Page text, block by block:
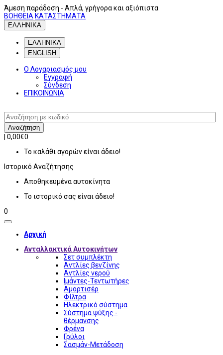
Άμεση παράδοση - Απλά, γρήγορα και αξιόπιστα
ΒΟΗΘΕΙΑ ΚΑΤΑΣΤΗΜΑΤΑ
ΕΛΛΗΝΙΚΑ
ΕΛΛΗΝΙΚΑ
ENGLISH
Ο Λογαριασμός μου
Εγγραφή
Σύνδεση
ΕΠΙΚΟΙΝΩΝΙΑ
Αναζήτηση
0,00€0
Το καλάθι αγορών είναι άδειο!
Ιστορικό Αναζήτησης
Αποθηκευμένα αυτοκίνητα
Το ιστορικό σας είναι άδειο!
0
Αρχική
Ανταλλακτικά Αυτοκινήτων
Σετ συμπλέκτη
Αντλίες βενζίνης
Αντλίες νερού
Ιμάντες-Τεντωτήρες
Αμορτισέρ
Φίλτρα
Ηλεκτρικό σύστημα
Σύστημα ψύξης -
θέρμανσης
Φρένα
Γρύλοι
Σασμάν-Μετάδοση